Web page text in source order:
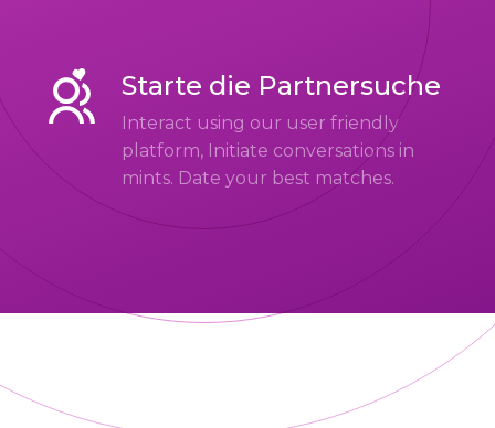
Starte die Partnersuche
Interact using our user friendly
platform, Initiate conversations in
mints. Date your best matches.